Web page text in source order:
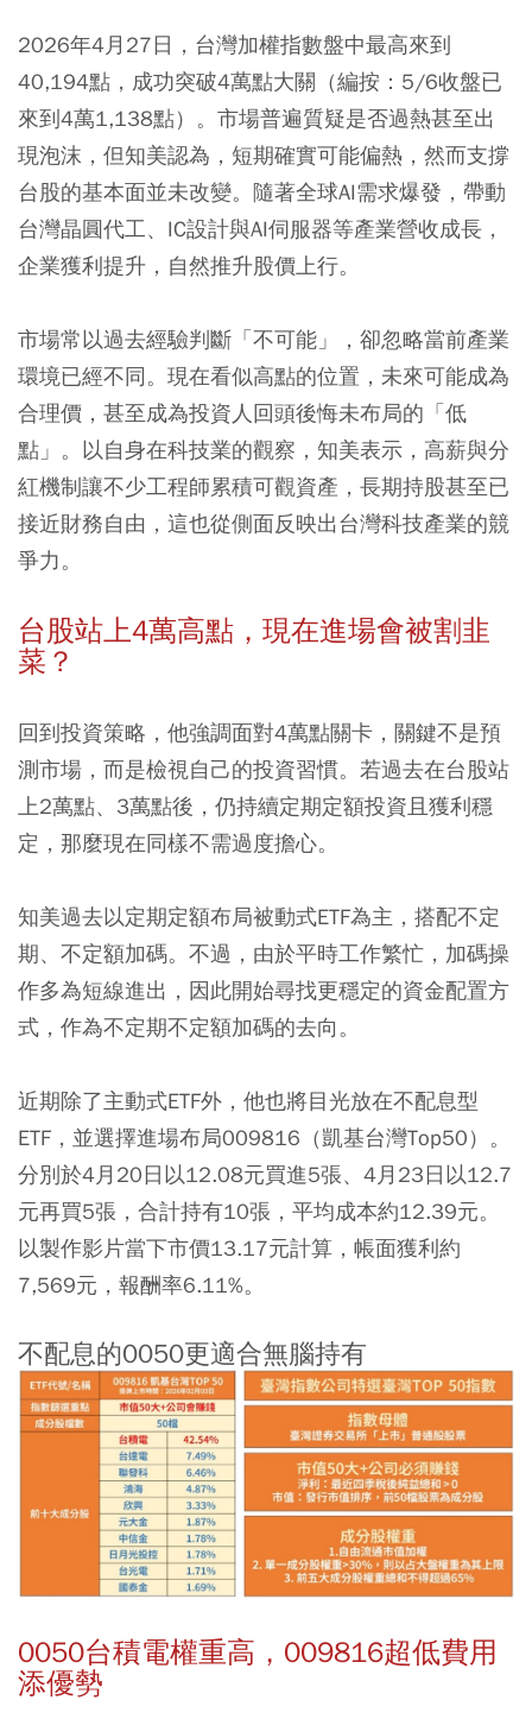
2026年4月27日， 台灣加權指數盤中最高來到
40,194點，成功突破4萬點大關（編按：5/6收盤已
來到4萬1,138點）。市場普遍質疑是否過熱甚至出
現泡沫，但知美認為，短期確實可能偏熱，然而支撐
台股的基本面並未改變。隨著全球AI需求爆發，帶動
台灣晶圓代工、IC設計與AI伺服器等產業營收成長，
企業獲利提升，自然推升股價上行。
市場常以過去經驗判斷「不可能」，卻忽略當前產業
環境已經不同。現在看似高點的位置，未來可能成為
合理價，甚至成為投資人回頭後悔未布局的「低
點」。以自身在科技業的觀察，知美表示，高薪與分
紅機制讓不少工程師累積可觀資產，長期持股甚至已
接近財務自由，這也從側面反映出台灣科技產業的競
爭力。
台股站上4萬高點，現在進場會被割韭
菜？
回到投資策略，他強調面對4萬點關卡，關鍵不是預
測市場，而是檢視自己的投資習慣。若過去在台股站
上2萬點、3萬點後，仍持續定期定額投資且獲利穩
定，那麼現在同樣不需過度擔心。
知美過去以定期定額布局被動式ETF為主，搭配不定
期、不定額加碼。不過，由於平時工作繁忙，加碼操
作多為短線進出，因此開始尋找更穩定的資金配置方
式，作為不定期不定額加碼的去向。
近期除了主動式ETF外，他也將目光放在不配息型
ETF，並選擇進場布局009816 （凱基台灣Top50）。
分別於4月20日以12.08元買進5張、4月23日以12.7
元再買5張，合計持有10張，平均成本約12.39元。
以製作影片當下市價13.17元計算，帳面獲利約
7,569元，報酬率6.11%。
不配息的0050更適合無腦持有
0050台積電權重高，009816超低費用
添優勢